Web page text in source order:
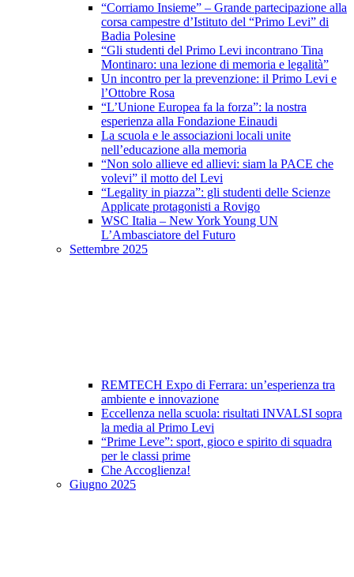
“Corriamo Insieme” – Grande partecipazione alla
corsa campestre d’Istituto del “Primo Levi” di
Badia Polesine
“Gli studenti del Primo Levi incontrano Tina
Montinaro: una lezione di memoria e legalità”
Un incontro per la prevenzione: il Primo Levi e
l’Ottobre Rosa
“L’Unione Europea fa la forza”: la nostra
esperienza alla Fondazione Einaudi
La scuola e le associazioni locali unite
nell’educazione alla memoria
“Non solo allieve ed allievi: siam la PACE che
volevi” il motto del Levi
“Legality in piazza”: gli studenti delle Scienze
Applicate protagonisti a Rovigo
WSC Italia – New York Young UN
L’Ambasciatore del Futuro
Settembre 2025
REMTECH Expo di Ferrara: un’esperienza tra
ambiente e innovazione
Eccellenza nella scuola: risultati INVALSI sopra
la media al Primo Levi
“Prime Leve”: sport, gioco e spirito di squadra
per le classi prime
Che Accoglienza!
Giugno 2025